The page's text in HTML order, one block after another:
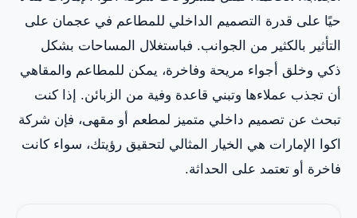
حيًا على قدرة التصميم الداخلي للمطاعم في عجمان على
التأثير بالكثير من الجوانب. فباستغلال المساحات بشكل
ذكي وخلق أجواء مريحة وفاخرة، يمكن للمطاعم والمقاهي
أن تجذب عملاءها وتبني قاعدة وفية من الزبائن. إذا كنت
تبحث عن تصميم داخلي متميز لمطعم أو مقهى، فإن شركة
اكوا الإمارات هي الخيار المثالي لتحقيق رؤيتك، سواء كانت
فاخرة أو تعتمد على الحداثة.